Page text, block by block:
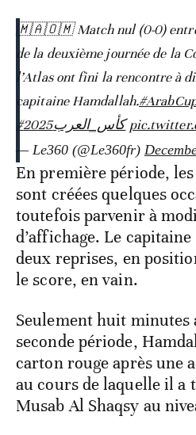
🇲🇦🇴🇲 Match nul (0-0) entre
de la deuxième journée de la
l’Atlas ont fini la rencontre à
capitaine Hamdallah.
#كأس_العرب2025
— Le360 (@Le360fr)
En première période,
sont créées quelques
toutefois parvenir à
d’affichage. Le
deux reprises, en
le score, en vain.
Seulement huit minutes
seconde période,
carton rouge après une
au cours de laquelle il a
Musab Al Shaqsy au